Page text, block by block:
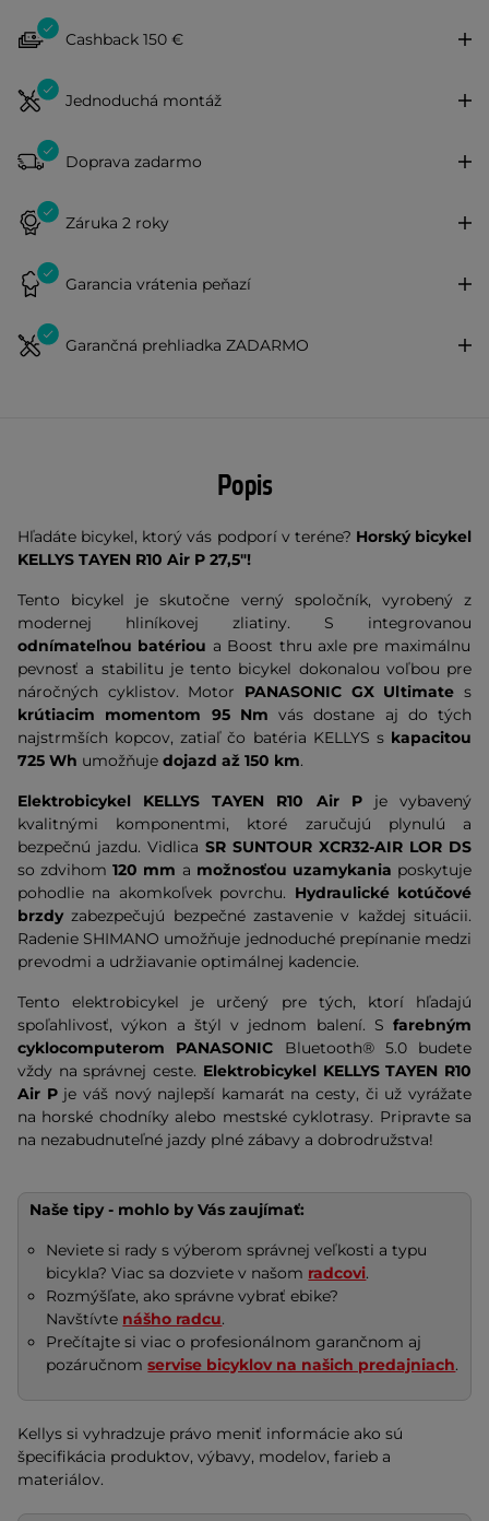
Cashback 150 €
Jednoduchá montáž
Doprava zadarmo
Záruka 2 roky
Garancia vrátenia peňazí
Garančná prehliadka ZADARMO
Popis
Hľadáte bicykel, ktorý vás podporí v teréne? Horský bicykel
KELLYS TAYEN R10 Air P 27,5"!
Tento bicykel je skutočne verný spoločník, vyrobený z
modernej hliníkovej zliatiny. S integrovanou
odnímateľnou batériou a Boost thru axlepre maximálnu
pevnosť a stabilitu je tento bicykel dokonalou voľbou pre
náročných cyklistov. Motor PANASONIC GX Ultimate s
krútiacim momentom 95 Nm vás dostane aj do tých
najstrmších kopcov, zatiaľ čo batéria KELLYS s kapacitou
725 Wh umožňuje dojazd až 150 km.
Elektrobicykel KELLYS TAYEN R10 Air P je vybavený
kvalitnými komponentmi, ktoré zaručujú plynulú a
bezpečnú jazdu. Vidlica SR SUNTOUR XCR32-AIR LOR DS
so zdvihom120 mm a možnosťou uzamykania poskytuje
pohodlie na akomkoľvek povrchu. Hydraulické kotúčové
brzdyzabezpečujú bezpečné zastavenie v každej situácii.
Radenie SHIMANO umožňuje jednoduché prepínanie medzi
prevodmi a udržiavanie optimálnej kadencie.
Tento elektrobicykel je určený pre tých, ktorí hľadajú
spoľahlivosť, výkon a štýl v jednom balení. S farebným
cyklocomputerom PANASONIC Bluetooth® 5.0 budete
vždy na správnej ceste. Elektrobicykel KELLYS TAYEN R10
Air Pje váš nový najlepší kamarát na cesty, či už vyrážate
na horské chodníky alebo mestské cyklotrasy. Pripravte sa
na nezabudnuteľné jazdy plné zábavy a dobrodružstva!
Naše tipy - mohlo by Vás zaujímať:
Neviete si rady s výberom správnej veľkosti a typu
bicykla? Viac sa dozviete v našom radcovi.
Rozmýšľate, ako správne vybrať ebike?
Navštívte nášho radcu.
Prečítajte si viac o profesionálnom garančnom aj
pozáručnomservise bicyklov na našich predajniach.
Kellys si vyhradzuje právo meniť informácie ako sú
špecifikácia produktov, výbavy, modelov, farieb a
materiálov.